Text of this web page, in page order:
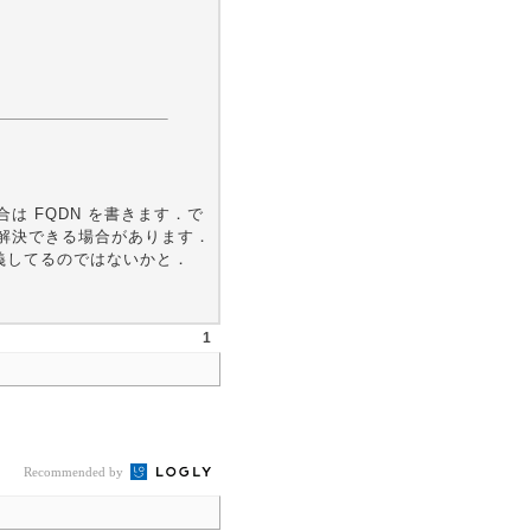
は FQDN を書きます．で
できる場合があります．
てるのではないかと．
1
Recommended by